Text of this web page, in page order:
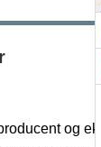
og